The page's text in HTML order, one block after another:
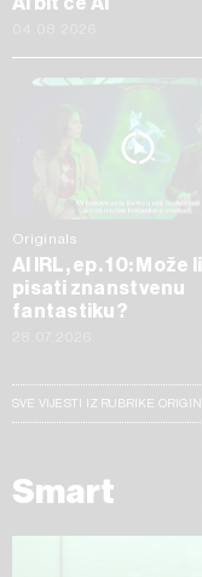
Originals
AI IRL, ep. 10: Može
pisati znanstvenu
fantastiku?
SVE VIJESTI IZ RUBRIKE
Smart